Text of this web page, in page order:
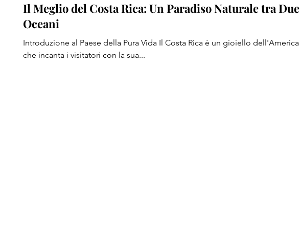
Il Meglio del Costa Rica: Un Paradiso Naturale tra Due
Oceani
Introduzione al Paese della Pura Vida Il Costa Rica è un gioiello dell'America Centrale
che incanta i visitatori con la sua...